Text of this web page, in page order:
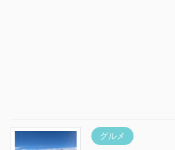
グルメ